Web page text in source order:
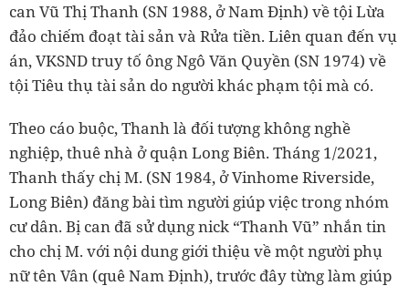
can Vũ Thị Thanh (SN 1988, ở Nam Định) về tội Lừa
đảo chiếm đoạt tài sản và Rửa tiền. Liên quan đến vụ
án, VKSND truy tố ông Ngô Văn Quyền (SN 1974) về
tội Tiêu thụ tài sản do người khác phạm tội mà có.
Theo cáo buộc, Thanh là đối tượng không nghề
nghiệp, thuê nhà ở quận Long Biên. Tháng 1/2021,
Thanh thấy chị M. (SN 1984, ở Vinhome Riverside,
Long Biên) đăng bài tìm người giúp việc trong nhóm
cư dân. Bị can đã sử dụng nick “Thanh Vũ” nhắn tin
cho chị M. với nội dung giới thiệu về một người phụ
nữ tên Vân (quê Nam Định), trước đây từng làm giúp